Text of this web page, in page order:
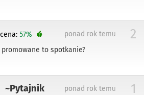
2
ponad rok temu
57%
to spotkanie?
~Pytajnik 1
ponad rok temu